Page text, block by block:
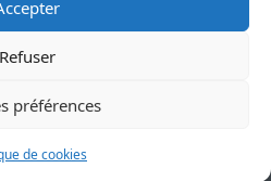
Refuser
préférences
de cookies
faite par